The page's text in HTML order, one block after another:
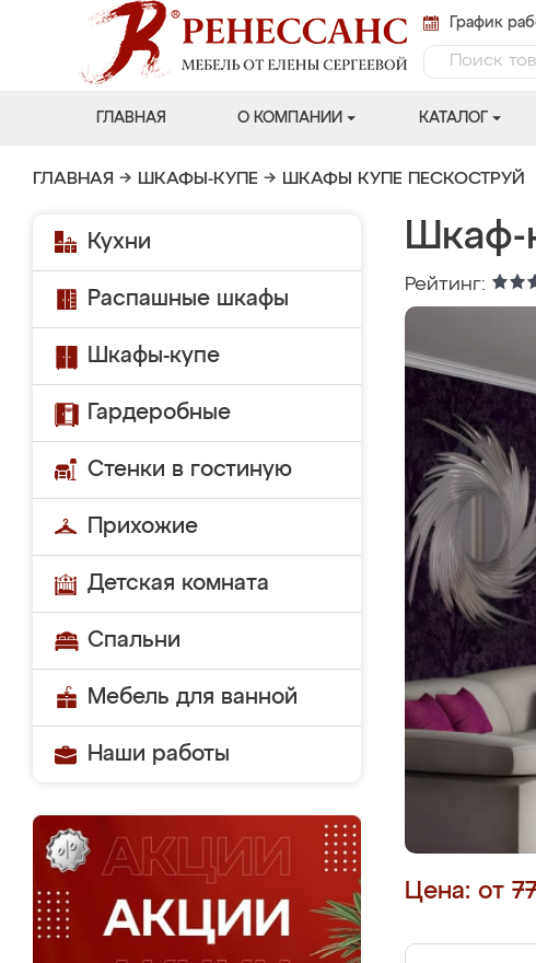
График
ГЛАВНАЯ О КОМПАНИИ КАТАЛОГ
ГЛАВНАЯ → ШКАФЫ-КУПЕ → ШКАФЫ КУПЕ ПЕСКОСТРУЙ
Кухни
Распашные шкафы
Шкафы-купе
Гардеробные
Стенки в гостиную
Прихожие
Детская комната
Спальни
Мебель для ванной
Наши работы
Шкаф-
Рейтинг:
Цена: от